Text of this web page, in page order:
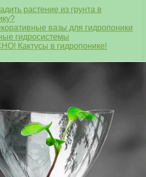
растение из грунта в
вазы для гидропоники
гидросистемы
Кактусы в гидропонике!